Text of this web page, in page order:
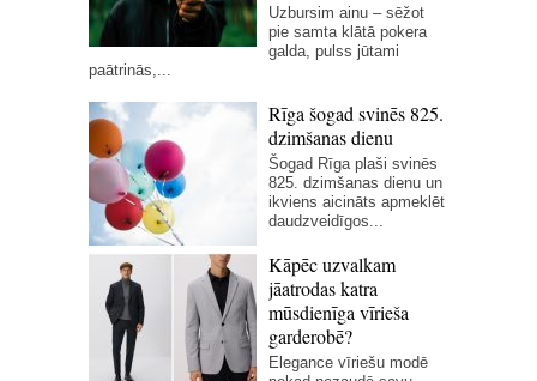
Uzbursim ainu – sēžot
pie samta klātā pokera
galda, pulss jūtami
paātrinās,...
Rīga šogad svinēs 825.
dzimšanas dienu
Šogad Rīga plaši svinēs
825. dzimšanas dienu un
ikviens aicināts apmeklēt
daudzveidīgos...
Kāpēc uzvalkam
jāatrodas katra
mūsdienīga vīrieša
garderobē?
Elegance vīriešu modē